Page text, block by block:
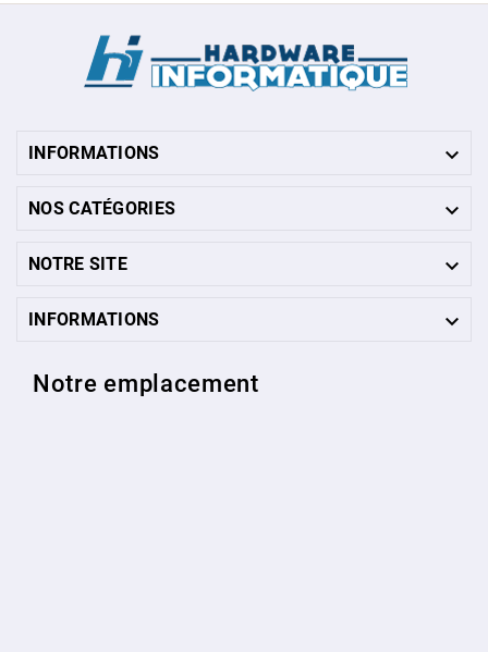
INFORMATIONS 
NOS CATÉGORIES 
NOTRE SITE 
INFORMATIONS 
Notre emplacement